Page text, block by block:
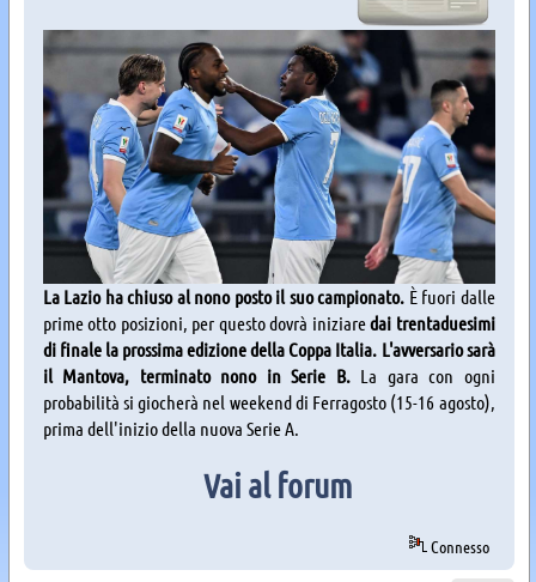
La Lazio ha chiuso al nono posto il suo campionato. È fuori dalle
prime otto posizioni, per questo dovrà iniziaredai trentaduesimi
di finale la prossima edizione della Coppa Italia. L'avversario sarà
il Mantova, terminato nono in Serie B.La gara con ogni
probabilità si giocherà nel weekend di Ferragosto (15-16 agosto),
prima dell'inizio della nuova Serie A.
Vai al forum
Connesso